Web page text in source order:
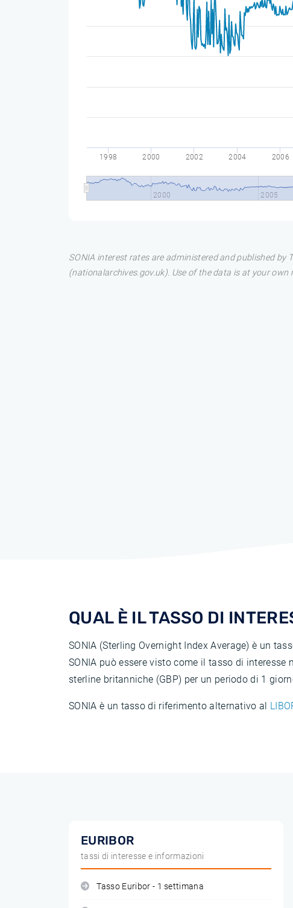
1998 2000 2002 2004 2006
2000 2005
SONIA interest rates are administered and published by
(nationalarchives.gov.uk). Use of the data is at your own
QUAL ​​È IL TASSO DI
SONIA (Sterling Overnight Index Average) è un
SONIA può essere visto come il tasso di
sterline britanniche (GBP) per un periodo di 1
SONIA è un tasso di riferimento alternativo al
EURIBOR
tassi di interesse e informazioni
Tasso Euribor - 1 settimana